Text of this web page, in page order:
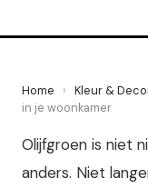
Home › Kleur &
in je woonkamer
Olijfgroen is niet
anders. Niet